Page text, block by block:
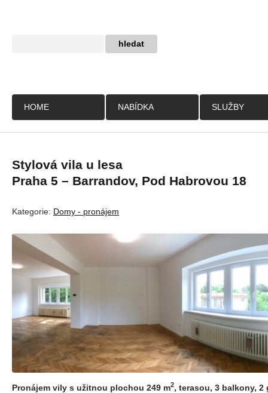
HOME NABÍDKA SLUŽBY
Stylová vila u lesa
Praha 5 – Barrandov, Pod Habrovou 18
Kategorie: Domy - pronájem
Pronájem vily s užitnou plochou 249 m2, terasou, 3 balkony, 2